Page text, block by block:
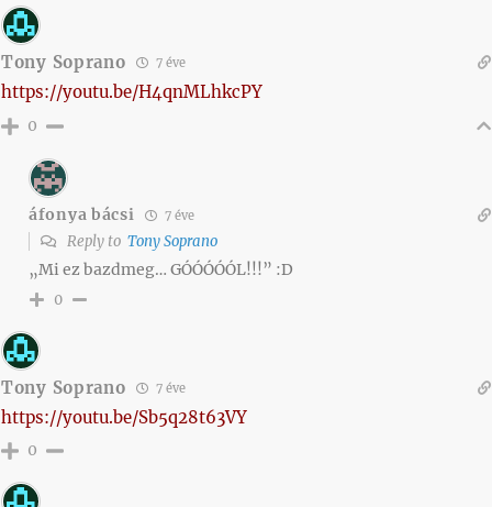
Tony Soprano 7 éve
https://youtu.be/H4qnMLhkcPY
0
áfonya bácsi 7 éve
Reply to Tony Soprano
„Mi ez bazdmeg… GÓÓÓÓÓL!!!” :D
0
Tony Soprano 7 éve
https://youtu.be/Sb5q28t63VY
0